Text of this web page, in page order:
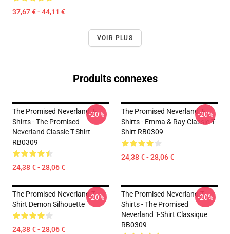
37,67 € - 44,11 €
VOIR PLUS
Produits connexes
The Promised Neverland T-
Shirts - The Promised
Neverland Classic T-Shirt
RB0309
24,38 € - 28,06 €
-20%
The Promised Neverland T-
Shirts - Emma & Ray Classic T-
Shirt RB0309
24,38 € - 28,06 €
-20%
The Promised Neverland T-
Shirt Demon Silhouette
24,38 € - 28,06 €
-20%
The Promised Neverland T-
Shirts - The Promised
Neverland T-Shirt Classique
RB0309
-20%